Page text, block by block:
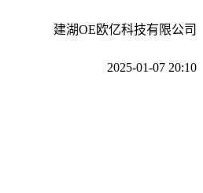
建湖OE欧亿科技有限公司
2025-01-07 20:10